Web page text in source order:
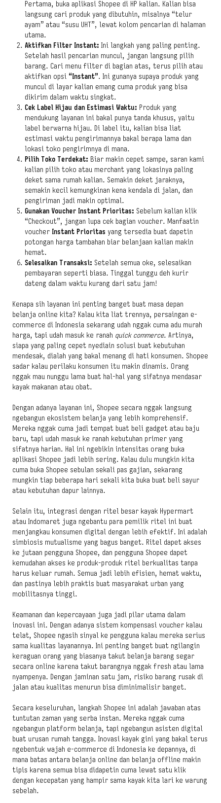
Pertama, buka aplikasi Shopee di HP kalian. Kalian bisa
langsung cari produk yang dibutuhin, misalnya “telur
ayam” atau “susu UHT”, lewat kolom pencarian di halaman
utama.
Aktifkan Filter Instant: Ini langkah yang paling penting.
Setelah hasil pencarian muncul, jangan langsung pilih
barang. Cari menu filter di bagian atas, terus pilih atau
aktifkan opsi “Instant”. Ini gunanya supaya produk yang
muncul di layar kalian emang cuma produk yang bisa
dikirim dalam waktu singkat.
Cek Label Hijau dan Estimasi Waktu: Produk yang
mendukung layanan ini bakal punya tanda khusus, yaitu
label berwarna hijau. Di label itu, kalian bisa liat
estimasi waktu pengirimannya bakal berapa lama dan
lokasi toko pengirimnya di mana.
Pilih Toko Terdekat: Biar makin cepet sampe, saran kami
kalian pilih toko atau merchant yang lokasinya paling
deket sama rumah kalian. Semakin deket jaraknya,
semakin kecil kemungkinan kena kendala di jalan, dan
pengiriman jadi makin optimal.
Gunakan Voucher Instant Prioritas: Sebelum kalian klik
“Checkout”, jangan lupa cek bagian voucher. Manfaatin
voucher Instant Prioritas yang tersedia buat dapetin
potongan harga tambahan biar belanjaan kalian makin
hemat.
Selesaikan Transaksi: Setelah semua oke, selesaikan
pembayaran seperti biasa. Tinggal tunggu deh kurir
dateng dalam waktu kurang dari satu jam!
Kenapa sih layanan ini penting banget buat masa depan
belanja online kita? Kalau kita liat trennya, persaingan e-
commerce di Indonesia sekarang udah nggak cuma adu murah
harga, tapi udah masuk ke ranah quick commerce. Artinya,
siapa yang paling cepet nyediain solusi buat kebutuhan
mendesak, dialah yang bakal menang di hati konsumen. Shopee
sadar kalau perilaku konsumen itu makin dinamis. Orang
nggak mau nunggu lama buat hal-hal yang sifatnya mendasar
kayak makanan atau obat.
Dengan adanya layanan ini, Shopee secara nggak langsung
ngebangun ekosistem belanja yang lebih komprehensif.
Mereka nggak cuma jadi tempat buat beli gadget atau baju
baru, tapi udah masuk ke ranah kebutuhan primer yang
sifatnya harian. Hal ini ngebikin intensitas orang buka
aplikasi Shopee jadi lebih sering. Kalau dulu mungkin kita
cuma buka Shopee sebulan sekali pas gajian, sekarang
mungkin tiap beberapa hari sekali kita buka buat beli sayur
atau kebutuhan dapur lainnya.
Selain itu, integrasi dengan ritel besar kayak Hypermart
atau Indomaret juga ngebantu para pemilik ritel ini buat
menjangkau konsumen digital dengan lebih efektif. Ini adalah
simbiosis mutualisme yang bagus banget. Ritel dapet akses
ke jutaan pengguna Shopee, dan pengguna Shopee dapet
kemudahan akses ke produk-produk ritel berkualitas tanpa
harus keluar rumah. Semua jadi lebih efisien, hemat waktu,
dan pastinya lebih praktis buat masyarakat urban yang
mobilitasnya tinggi.
Keamanan dan kepercayaan juga jadi pilar utama dalam
inovasi ini. Dengan adanya sistem kompensasi voucher kalau
telat, Shopee ngasih sinyal ke pengguna kalau mereka serius
sama kualitas layanannya. Ini penting banget buat ngilangin
keraguan orang yang biasanya takut belanja barang segar
secara online karena takut barangnya nggak fresh atau lama
nyampenya. Dengan jaminan satu jam, risiko barang rusak di
jalan atau kualitas menurun bisa diminimalisir banget.
Secara keseluruhan, langkah Shopee ini adalah jawaban atas
tuntutan zaman yang serba instan. Mereka nggak cuma
ngebangun platform belanja, tapi ngebangun asisten digital
buat urusan rumah tangga. Inovasi kayak gini yang bakal terus
ngebentuk wajah e-commerce di Indonesia ke depannya, di
mana batas antara belanja online dan belanja offline makin
tipis karena semua bisa didapetin cuma lewat satu klik
dengan kecepatan yang hampir sama kayak kita lari ke warung
sebelah.